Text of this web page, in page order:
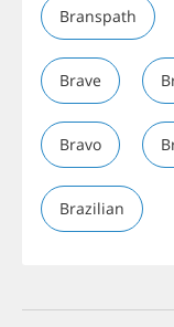
Branspath
Brave
Bravo
Brazilian